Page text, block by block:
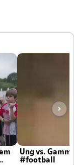
Ung vs.
#football